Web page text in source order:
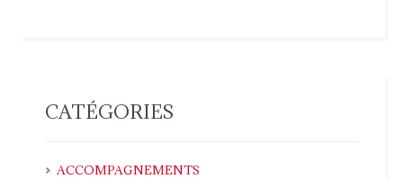
CATÉGORIES
ACCOMPAGNEMENTS